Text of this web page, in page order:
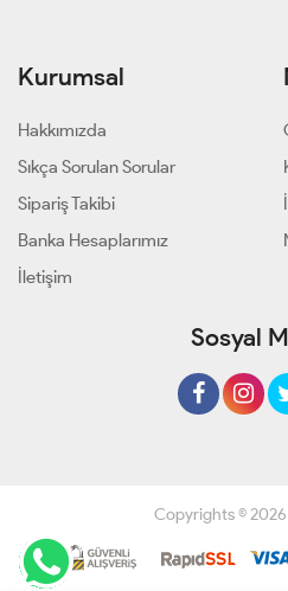
Kurumsal
Hakkımızda
Sıkça Sorulan Sorular
Sipariş Takibi
Banka Hesaplarımız
İletişim
Sosyal
Copyrights ©